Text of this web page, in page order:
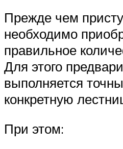
Прежде чем
необходимо
правильное
Для этого
выполняется
конкретную
При этом: